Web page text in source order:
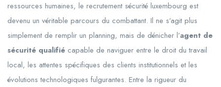
ressources humaines, le recrutement sécurité luxembourg est
devenu un véritable parcours du combattant. Il ne s’agit plus
simplement de remplir un planning, mais de dénicher l’agent de
sécurité qualifié capable de naviguer entre le droit du travail
local, les attentes spécifiques des clients institutionnels et les
évolutions technologiques fulgurantes. Entre la rigueur du